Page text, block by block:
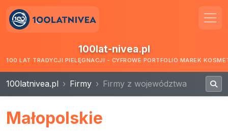
100lat-nivea.pl
100 LAT TRADYCJI PIELĘGNACJI - CYFROWE PORTFOLIO MAREK
100latnivea.pl Firmy Firmy z województwa
Małopolskie